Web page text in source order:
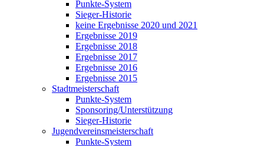
Punkte-System
Sieger-Historie
keine Ergebnisse 2020 und 2021
Ergebnisse 2019
Ergebnisse 2018
Ergebnisse 2017
Ergebnisse 2016
Ergebnisse 2015
Stadtmeisterschaft
Punkte-System
Sponsoring/Unterstützung
Sieger-Historie
Jugendvereinsmeisterschaft
Punkte-System